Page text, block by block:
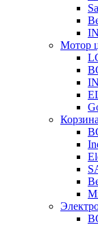
Мотор